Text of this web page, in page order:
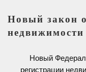
Новый закон
недвижимости
Новый
регистрации